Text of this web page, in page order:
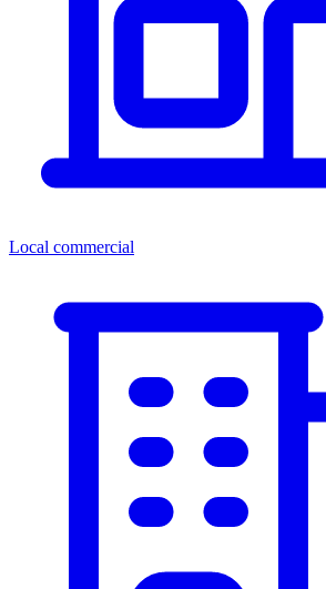
Local commercial